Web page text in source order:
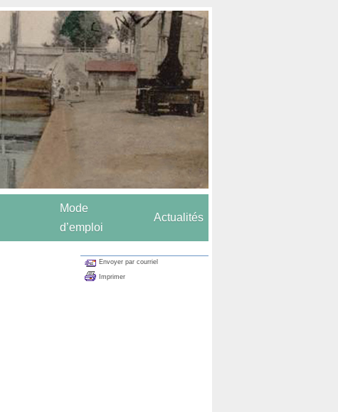
Mode
d’emploi
Actualités
Envoyer par courriel
Imprimer